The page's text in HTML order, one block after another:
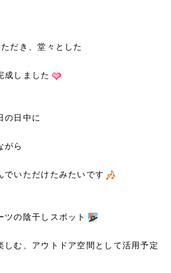
だき、堂々とした
成しました
の日中に
がら
でいただけたみたいです
の陰干しスポット
しむ、アウトドア空間として活用予定